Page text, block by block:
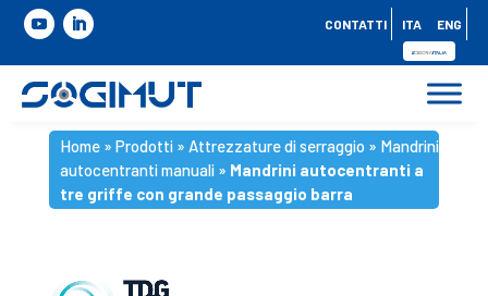
CONTATTI ITA ENG
Home» Prodotti» Attrezzature di serraggio » Mandrini
autocentranti manuali» Mandrini autocentranti a
tre griffe con grande passaggio barra